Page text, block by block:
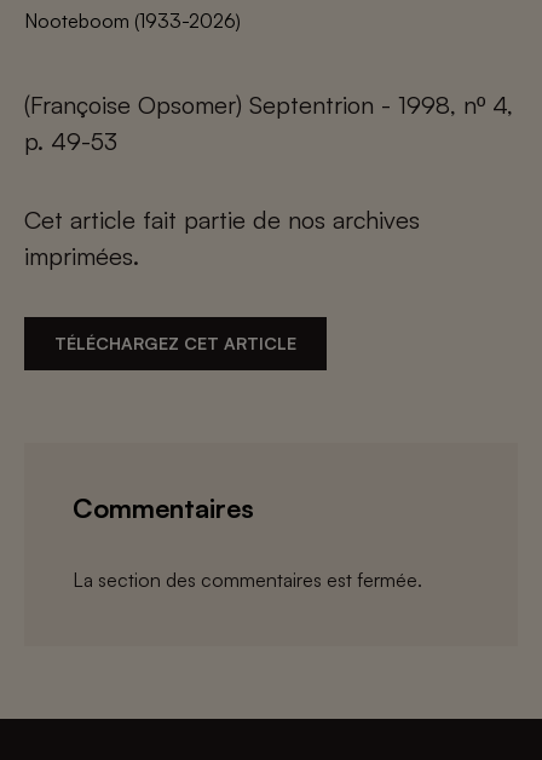
Nooteboom (1933-2026)
(Françoise Opsomer) Septentrion - 1998, nº 4,
p. 49-53
Cet article fait partie de nos archives
imprimées.
TÉLÉCHARGEZ CET ARTICLE
Commentaires
La section des commentaires est fermée.